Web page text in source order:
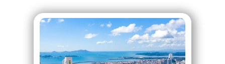
Ley 526 de